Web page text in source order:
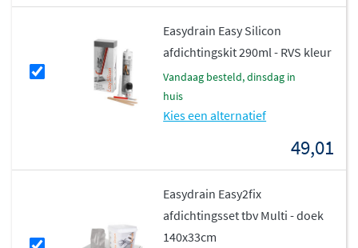
Easydrain Easy Silicon
afdichtingskit 290ml - RVS kleur
vandaag besteld, dinsdag in
huis
Kies een alternatief
49,01
Easydrain Easy2fix
afdichtingsset tbv Multi - doek
140x33cm